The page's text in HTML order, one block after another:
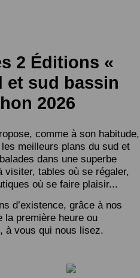
2 Éditions «
et sud bassin
2026
comme à son habitude,
meilleurs plans du sud et
dans une superbe
visiter, tables où se régaler,
où se faire plaisir...
d’existence, grâce à nos
la première heure ou
à vous qui nous lisez.